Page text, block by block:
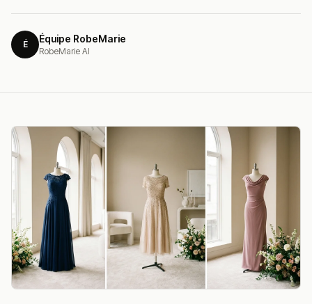
É Équipe RobeMarie
RobeMarie AI